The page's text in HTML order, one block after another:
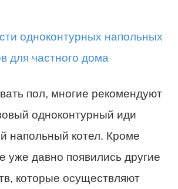
пол, многие рекомендуют
одноконтурный иди
напольный котел. Кроме
уже давно появились другие
которые осуществляют